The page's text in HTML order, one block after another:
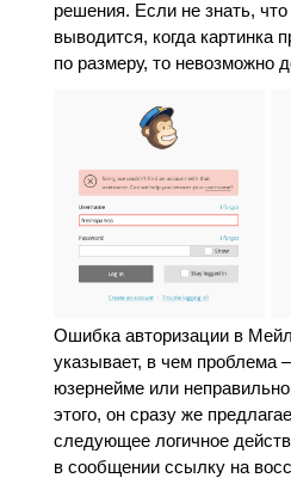
решения. Если не знать,
выводится, когда картинка
по размеру, то невозможно
Ошибка авторизации в
указывает, в чем
юзернейме или
этого, он сразу же
следующее логичное
в сообщении ссылку на